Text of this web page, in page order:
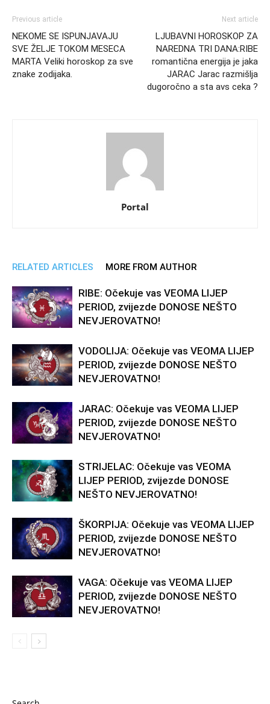
Previous article
NEKOME SE ISPUNJAVAJU
SVE ŽELJE TOKOM MESECA
MARTA Veliki horoskop za sve
znake zodijaka.
Next article
LJUBAVNI HOROSKOP ZA
NAREDNA TRI DANA:RIBE
romantična energija je jaka
JARAC Jarac razmišlja
dugoročno a sta avs ceka ?
Portal
RELATED ARTICLES MORE FROM AUTHOR
RIBE: Očekuje vas VEOMA LIJEP
PERIOD, zvijezde DONOSE NEŠTO
NEVJEROVATNO!
VODOLIJA: Očekuje vas VEOMA LIJEP
PERIOD, zvijezde DONOSE NEŠTO
NEVJEROVATNO!
JARAC: Očekuje vas VEOMA LIJEP
PERIOD, zvijezde DONOSE NEŠTO
NEVJEROVATNO!
STRIJELAC: Očekuje vas VEOMA
LIJEP PERIOD, zvijezde DONOSE
NEŠTO NEVJEROVATNO!
ŠKORPIJA: Očekuje vas VEOMA LIJEP
PERIOD, zvijezde DONOSE NEŠTO
NEVJEROVATNO!
VAGA: Očekuje vas VEOMA LIJEP
PERIOD, zvijezde DONOSE NEŠTO
NEVJEROVATNO!